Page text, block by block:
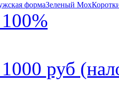
формаЗеленый Мох
руб